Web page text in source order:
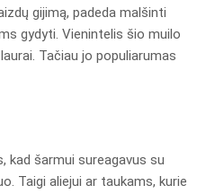
gijimą, padeda malšinti
gydyti. Vienintelis šio muilo
Tačiau jo populiarumas
kad šarmui sureagavus su
Taigi aliejui ar taukams, kurie